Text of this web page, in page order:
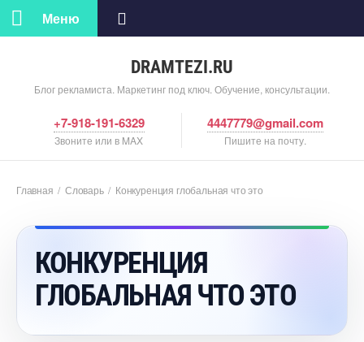
DRAMTEZI.RU
Блог рекламиста. Маркетинг под ключ. Обучение, консультации.
Меню
+7-918-191-6329
Звоните или в MAX
4447779@gmail.com
Пишите на почту.
Главная / Словарь/ Конкуренция глобальная что это
КОНКУРЕНЦИЯ
ГЛОБАЛЬНАЯ ЧТО ЭТО